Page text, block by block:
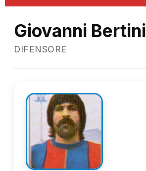
Giovanni Bertini
DIFENSORE